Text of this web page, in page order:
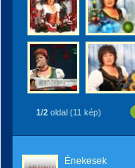
1/2oldal (11 kép)
Énekesek